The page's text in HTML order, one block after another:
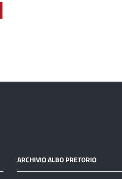
ARCHIVIO ALBO PRETORIO